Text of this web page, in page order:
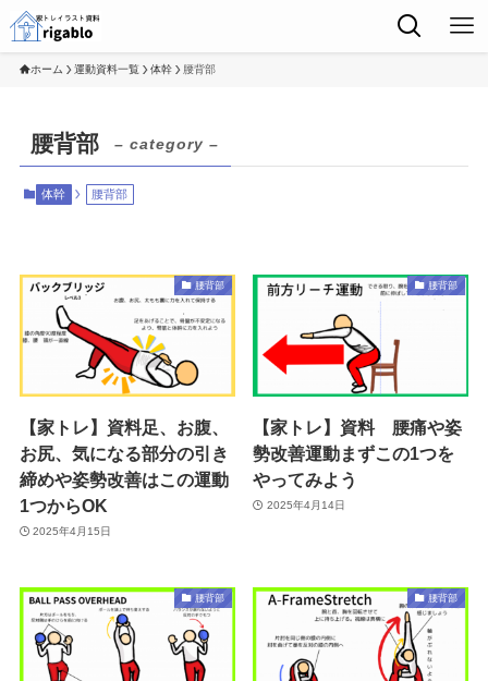
ホーム 運動資料一覧 体幹 腰背部
腰背部 – category –
体幹 腰背部
腰背部
【家トレ】資料足、お腹、
お尻、気になる部分の引き
締めや姿勢改善はこの運動
1つからOK
2025年4月15日
腰背部
【家トレ】資料 腰痛や姿
勢改善運動まずこの1つを
やってみよう
2025年4月14日
腰背部 腰背部